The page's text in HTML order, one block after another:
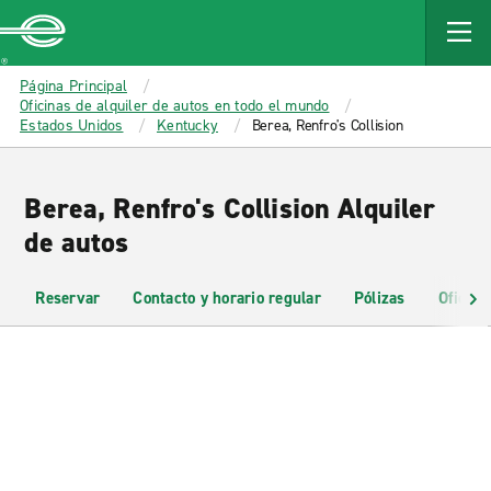
MAIN
CONTENT
Enterprise
Página Principal
Oficinas de alquiler de autos en todo el mundo
Estados Unidos
Kentucky Berea, Renfro's Collision
Berea, Renfro's Collision Alquiler
de autos
Reservar Contacto y horario regular Pólizas